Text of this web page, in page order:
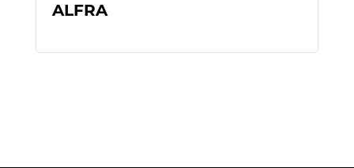
ALFRA